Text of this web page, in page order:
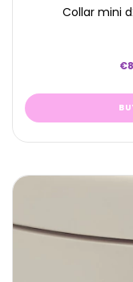
Collar mini